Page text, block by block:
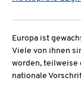
Europa ist
Viele von ihnen
worden, teilweise
nationale